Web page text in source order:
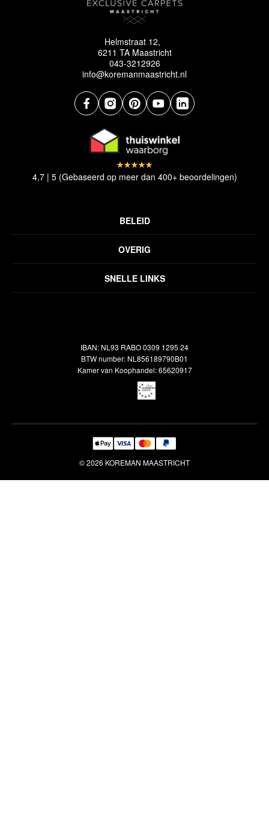
Helmstraat 12,
6211 TA Maastricht
043-3212926
info@koremanmaastricht.nl
SNELLE LINKS
OVERIG
Inspiratie
Veelgestelde vragen
BELEID
Disclaimer
Verzendbeleid
4,7 | 5 (Gebaseerd op meer dan 400+ beoordelingen)
IBAN: NL93 RABO 0309 1295 24
BTW number: NL856189790B01
Kamer van Koophandel: 65620917
© 2026 KOREMAN MAASTRICHT